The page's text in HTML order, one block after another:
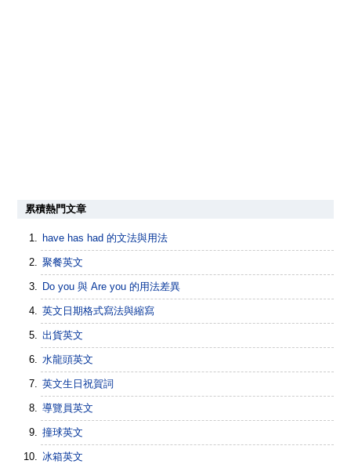
累積熱門文章
have has had 的文法與用法
聚餐英文
Do you 與 Are you 的用法差異
英文日期格式寫法與縮寫
出貨英文
水龍頭英文
英文生日祝賀詞
導覽員英文
撞球英文
冰箱英文